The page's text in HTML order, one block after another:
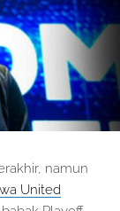
namun
United